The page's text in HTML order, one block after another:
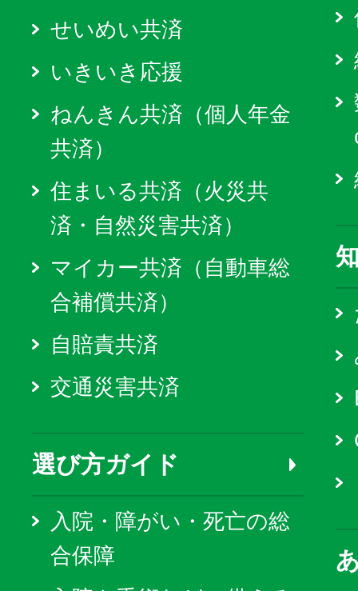
せいめい共済
いきいき応援
ねんきん共済（個人年金
共済）
住まいる共済（火災共
済・自然災害共済）
マイカー共済（自動車総
合補償共済）
自賠責共済
交通災害共済
選び方ガイド
入院・障がい・死亡の総
合保障